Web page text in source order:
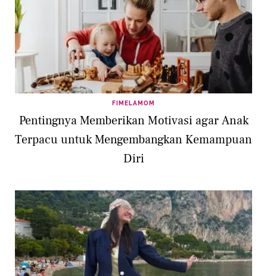
FIMELAMOM
Pentingnya Memberikan Motivasi agar Anak
Terpacu untuk Mengembangkan Kemampuan
Diri